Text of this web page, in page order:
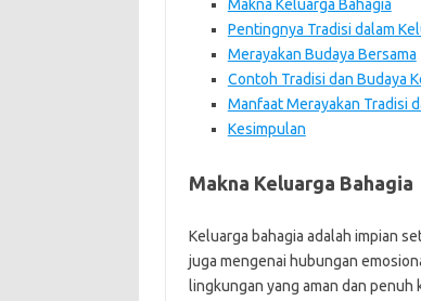
Makna Keluarga Bahagia
Pentingnya Tradisi dalam
Merayakan Budaya Bersama
Contoh Tradisi dan Budaya
Manfaat Merayakan Tradisi
Kesimpulan
Makna Keluarga Bahagia
Keluarga bahagia adalah impian
juga mengenai hubungan
lingkungan yang aman dan penuh